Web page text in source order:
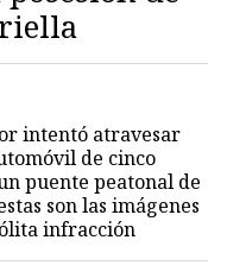
intentó atravesar
de cinco
puente peatonal de
son las imágenes
infracción